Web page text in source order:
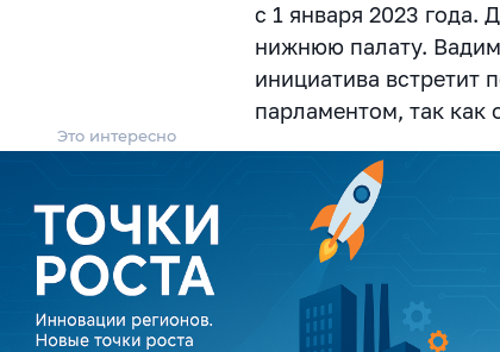
с 1 января 2023 года.
нижнюю палату. Вадим
инициатива встретит
парламентом, так как
Это интересно